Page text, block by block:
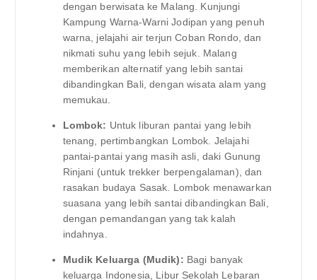
dengan berwisata ke Malang. Kunjungi
Kampung Warna-Warni Jodipan yang penuh
warna, jelajahi air terjun Coban Rondo, dan
nikmati suhu yang lebih sejuk. Malang
memberikan alternatif yang lebih santai
dibandingkan Bali, dengan wisata alam yang
memukau.
Lombok: Untuk liburan pantai yang lebih
tenang, pertimbangkan Lombok. Jelajahi
pantai-pantai yang masih asli, daki Gunung
Rinjani (untuk trekker berpengalaman), dan
rasakan budaya Sasak. Lombok menawarkan
suasana yang lebih santai dibandingkan Bali,
dengan pemandangan yang tak kalah
indahnya.
Mudik Keluarga (Mudik): Bagi banyak
keluarga Indonesia, Libur Sekolah Lebaran